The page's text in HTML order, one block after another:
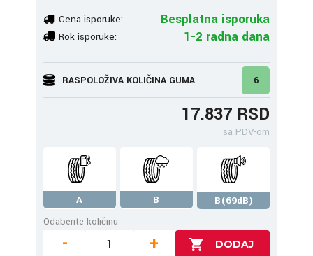
Cena isporuke: Besplatna isporuka
Rok isporuke: 1-2 radna dana
RASPOLOŽIVA KOLIČINA GUMA 6
17.837 RSD
sa PDV-om
A B
B(69dB)
Odaberite količinu
- +